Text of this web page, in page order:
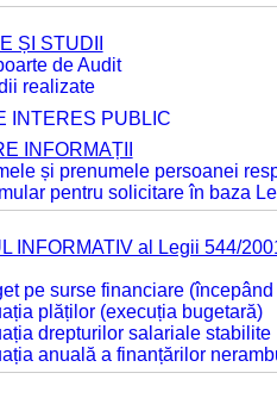
ȘI STUDII
de Audit
realizate
INTERES PUBLIC
INFORMAȚII
și prenumele persoanei
pentru solicitare în baza
INFORMATIV al Legii 544/
pe surse financiare
plăților (execuția bugetară)
drepturilor salariale
anuală a finanțărilor